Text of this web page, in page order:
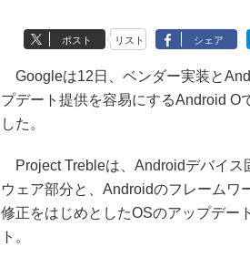
ポスト リスト シェア
Googleは12日、ベンダー実装と
プデート提供を容易にするAndroid O
した。
Project Trebleは、Androidデバイス
ウェア部分と、Androidのフレームワ
修正をはじめとしたOSのアップデー
ト。